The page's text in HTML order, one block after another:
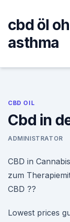
content
cbd öl
asthma
CBD OIL
Cbd in
ADMINISTRATOR
CBD in
zum
CBD ??
Lowest prices